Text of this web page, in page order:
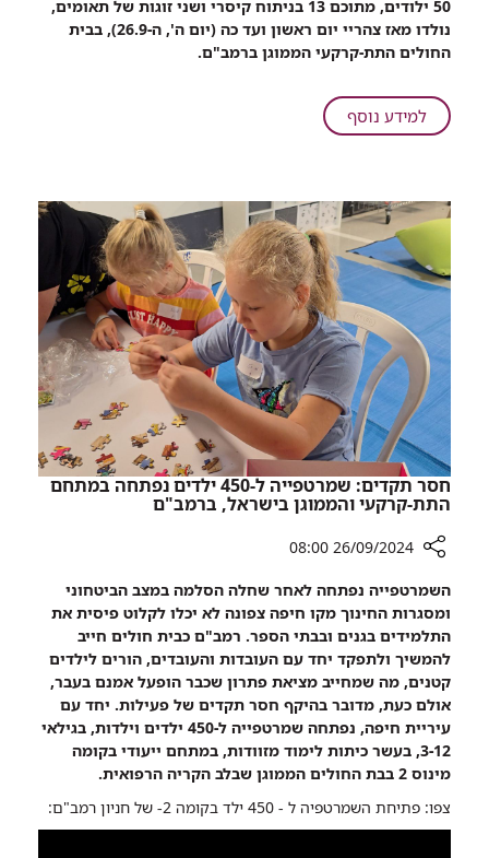
שיתוף
בייבי
Boom
בתוך
קצת
ימים,
נולדו
בבית
קרקעי
ברמב"ם
50 ילודים, מתוכם 13 בניתוח קיסרי ושני זוגות של תאומים,
נולדו מאז צהריי יום ראשון ועד כה (יום ה', ה-26.9), בבית
החולים התת-קרקעי הממוגן ברמב"ם.
למידע נוסףעל
בייבי
בתוך
קצת
פחות
מחמישה
ימים,
50
תינוקות
נולדו
בבית
החולים
התת
קרקעי
ברמב"ם
חסר תקדים: שמרטפייה ל-450 ילדים נפתחה במתחם
התת-קרקעי והממוגן בישראל, ברמב"ם
שיתוף
חסר
תקדים:
שמרטפייה
ל-450
ילדים
נפתחה
במתחם
התת-קרקעי
והממוגן
בישראל,
26/09/2024 08:00
השמרטפייה נפתחה לאחר שחלה הסלמה במצב הביטחוני
ומסגרות החינוך מקו חיפה צפונה לא יכלו לקלוט פיסית את
התלמידים בגנים ובבתי הספר. רמב"ם כבית חולים חייב
להמשיך ולתפקד יחד עם העובדות והעובדים, הורים לילדים
קטנים, מה שמחייב מציאת פתרון שכבר הופעל אמנם בעבר,
אולם כעת, מדובר בהיקף חסר תקדים של פעילות. יחד עם
עיריית חיפה, נפתחה שמרטפייה ל-450 ילדים וילדות, בגילאי
3-12, בעשר כיתות לימוד מזוודות, במתחם ייעודי בקומה
מינוס 2 בבת החולים הממוגן שבלב הקריה הרפואית.
צפו: פתיחת השמרטפיה ל - 450 ילד בקומה 2- של חניון רמב"ם: